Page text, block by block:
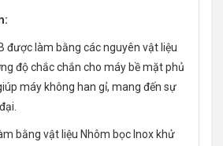
được làm bằng các nguyên vật liệu
độ chắc chắn cho máy bề mặt phủ
máy không han gỉ, mang đến sự
bằng vật liệu Nhôm bọc Inox khử